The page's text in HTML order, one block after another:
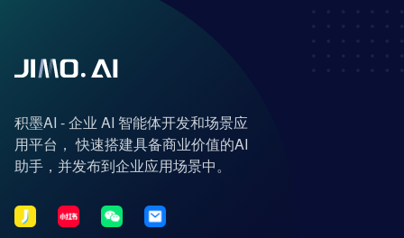
积墨AI - 企业 AI 智能体开发和场景应
用平台， 快速搭建具备商业价值的AI
助手，并发布到企业应用场景中。